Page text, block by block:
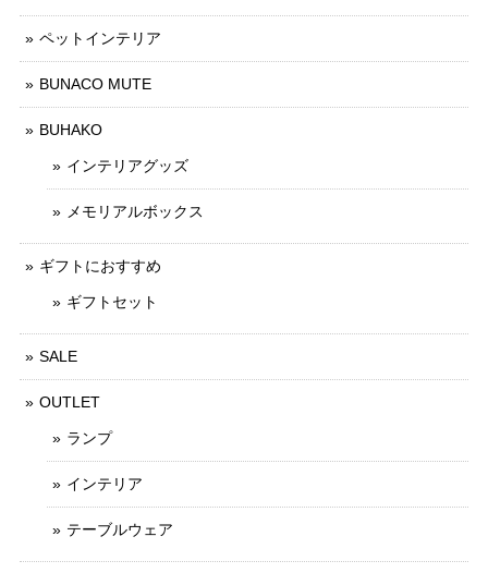
ペットインテリア
BUNACO MUTE
BUHAKO
インテリアグッズ
メモリアルボックス
ギフトにおすすめ
ギフトセット
SALE
OUTLET
ランプ
インテリア
テーブルウェア